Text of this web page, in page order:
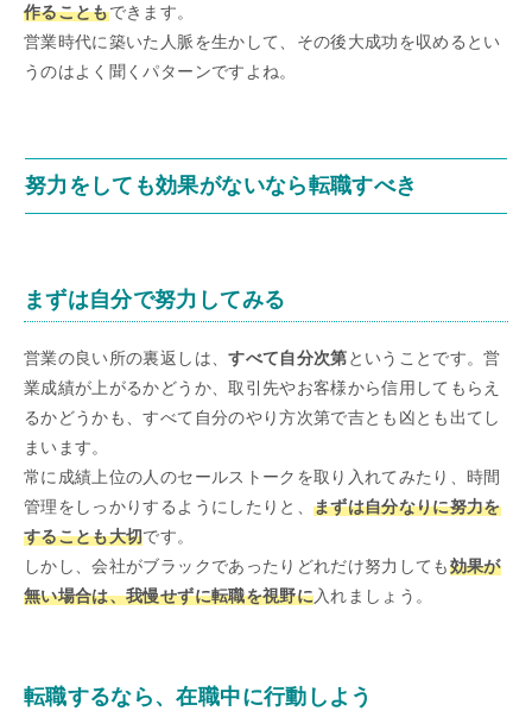
作ることもできます。
営業時代に築いた人脈を生かして、その後大成功を収めるとい
うのはよく聞くパターンですよね。
努力をしても効果がないなら転職すべき
まずは自分で努力してみる
営業の良い所の裏返しは、すべて自分次第ということです。営
業成績が上がるかどうか、取引先やお客様から信用してもらえ
るかどうかも、すべて自分のやり方次第で吉とも凶とも出てし
まいます。
常に成績上位の人のセールストークを取り入れてみたり、時間
管理をしっかりするようにしたりと、 まずは自分なりに努力を
することも大切です。
しかし、会社がブラックであったりどれだけ努力しても効果が
無い場合は、我慢せずに転職を視野に入れましょう。
転職するなら、在職中に行動しよう